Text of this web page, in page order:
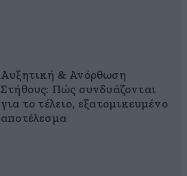
Αυξητική & Ανόρθωση
Στήθους: Πώς συνδυάζονται
για το τέλειο, εξατομικευμένο
αποτέλεσμα